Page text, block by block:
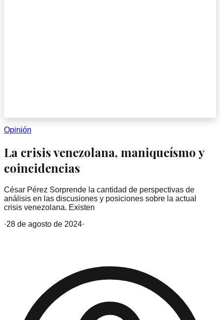
Opinión
La crisis venezolana, maniqueísmo y
coincidencias
César Pérez Sorprende la cantidad de perspectivas de
análisis en las discusiones y posiciones sobre la actual
crisis venezolana. Existen
·28 de agosto de 2024·